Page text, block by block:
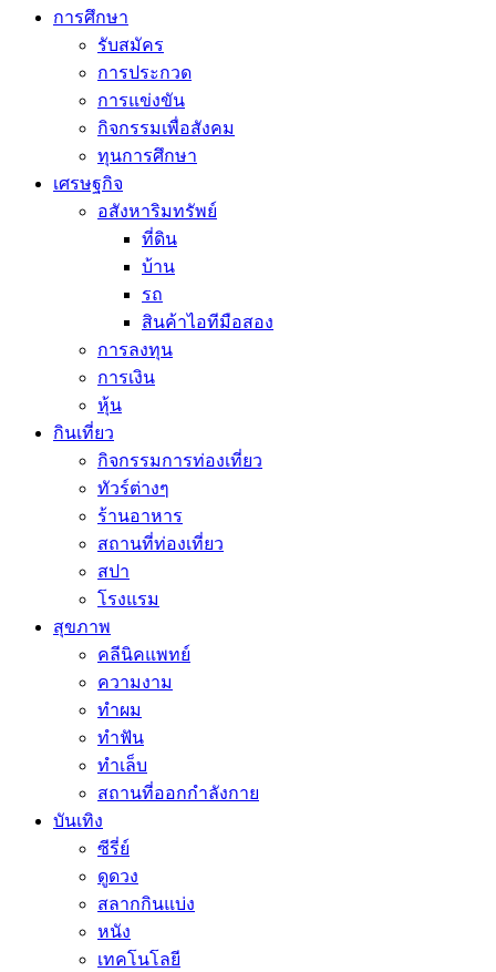
การศึกษา
รับสมัคร
การประกวด
การแข่งขัน
กิจกรรมเพื่อสังคม
ทุนการศึกษา
เศรษฐกิจ
อสังหาริมทรัพย์
ที่ดิน
บ้าน
รถ
สินค้าไอทีมือสอง
การลงทุน
การเงิน
หุ้น
กินเที่ยว
กิจกรรมการท่องเที่ยว
ทัวร์ต่างๆ
ร้านอาหาร
สถานที่ท่องเที่ยว
สปา
โรงแรม
สุขภาพ
คลีนิคแพทย์
ความงาม
ทำผม
ทำฟัน
ทำเล็บ
สถานที่ออกกำลังกาย
บันเทิง
ซีรี่ย์
ดูดวง
สลากกินแบ่ง
หนัง
เทคโนโลยี